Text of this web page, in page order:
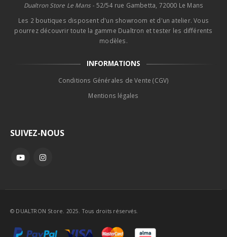
Dualtron Store Le Mans - 52/54 rue Gambetta, 72000 Le Mans
Les 2 boutiques disposent d'un showroom et d'un atelier. Vous
pourrez découvrir toute la gamme Dualtron et tester les différents
modèles.
INFORMATIONS
Conditions Générales de Vente (CGV)
Mentions légales
SUIVEZ-NOUS
© DUALTRON Store. 2025. Tous droits réservés.